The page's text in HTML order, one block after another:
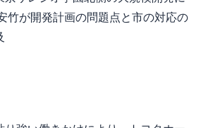
竹が開発計画の問題点と市の対応の